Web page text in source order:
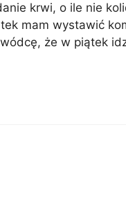
krwi, o ile nie
mam wystawić
że w piątek